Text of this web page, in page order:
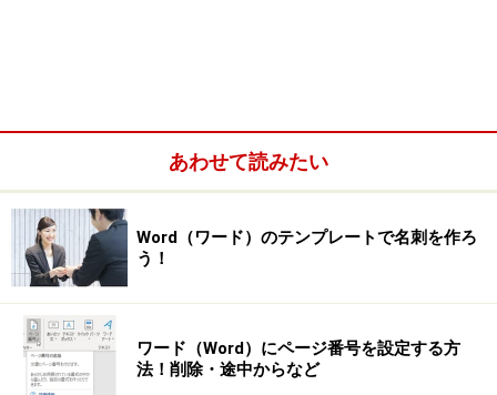
あわせて読みたい
Word（ワード）のテンプレートで名刺を作ろ
う！
ワード（Word）にページ番号を設定する方
法！削除・途中からなど